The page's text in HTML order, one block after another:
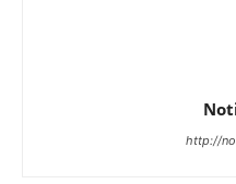
http://